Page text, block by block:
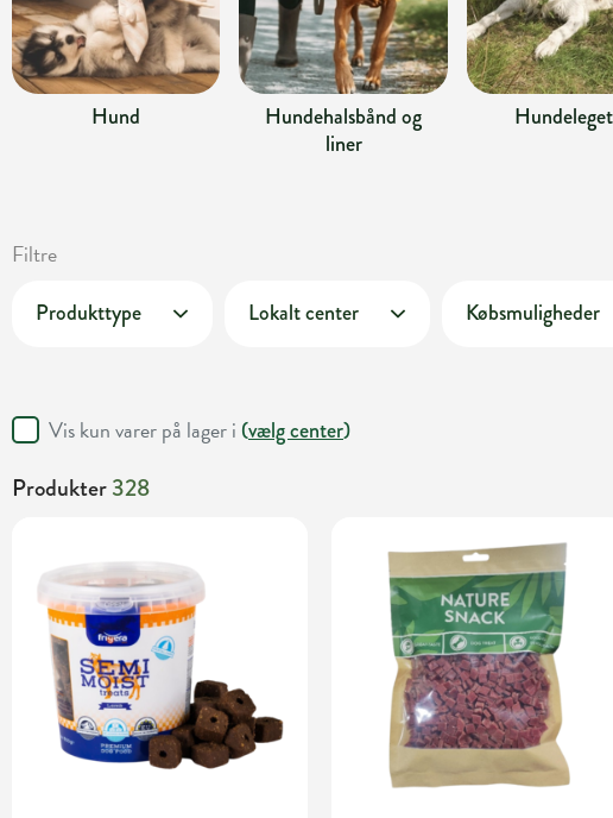
Hund
Hundehalsbånd og
liner
Filtre
Produkttype Lokalt center Købsmuligheder
Vis kun varer på lager i (vælg center)
Produkter328